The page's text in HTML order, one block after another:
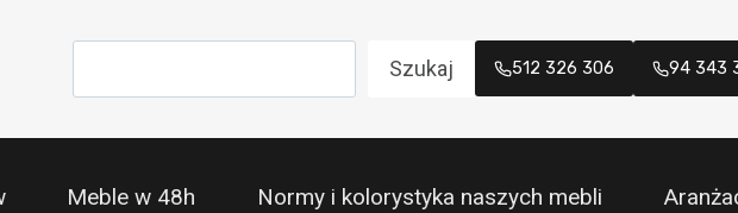
Szukaj 512 326 306 94 343
Meble w 48h Normy i kolorystyka naszych mebli